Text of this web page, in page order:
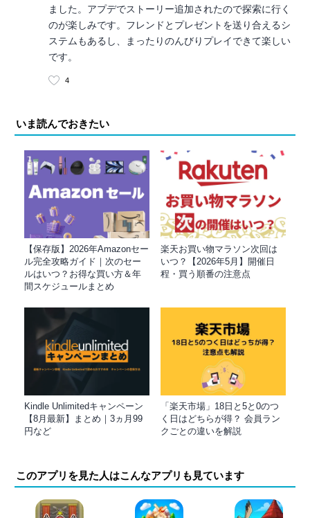
ました。アプデでストーリー追加されたので探索に行く
のが楽しみです。フレンドとプレゼントを送り合えるシ
ステムもあるし、まったりのんびりプレイできて楽しい
です。
4
いま読んでおきたい
【保存版】2026年Amazonセー
ル完全攻略ガイド｜次のセー
ルはいつ？お得な買い方＆年
間スケジュールまとめ
楽天お買い物マラソン次回は
いつ？【2026年5月】開催日
程・買う順番の注意点
Kindle Unlimitedキャンペーン
【8月最新】まとめ｜3ヵ月99
円など
「楽天市場」18日と5と0のつ
く日はどちらが得？ 会員ラン
クごとの違いを解説
このアプリを見た人はこんなアプリも見ています